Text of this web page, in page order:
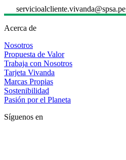
servicioalcliente.vivanda@spsa.pe
Acerca de
Nosotros
Propuesta de Valor
Trabaja con Nosotros
Tarjeta Vivanda
Marcas Propias
Sostenibilidad
Pasión por el Planeta
Síguenos en